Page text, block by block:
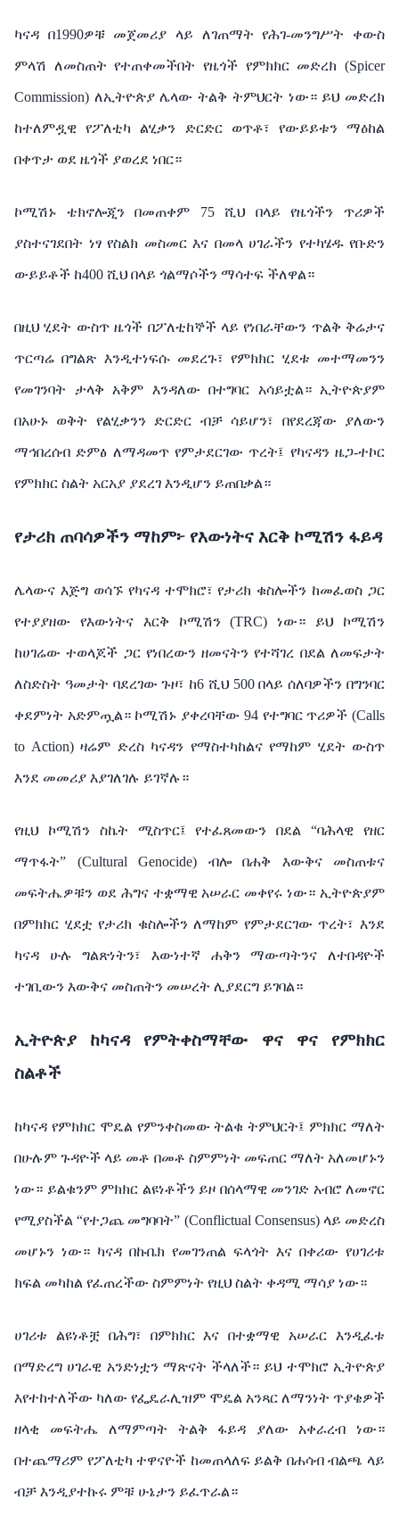
ካናዳ በ1990ዎቹ መጀመሪያ ላይ ለገጠማት የሕገ-መንግሥት ቀውስ
ምላሽ ለመስጠት የተጠቀመችበት የዜጎች የምክክር መድረክ (Spicer
Commission) ለኢትዮጵያ ሌላው ትልቅ ትምህርት ነው። ይህ መድረክ
ከተለምዷዊ የፖለቲካ ልሂቃን ድርድር ወጥቶ፣ የውይይቱን ማዕከል
በቀጥታ ወደ ዜጎች ያወረደ ነበር።
ኮሚሽኑ ቴክኖሎጂን በመጠቀም 75 ሺህ በላይ የዜጎችን ጥሪዎች
ያስተናገደበት ነፃ የስልክ መስመር እና በመላ ሀገራችን የተካሄዱ የቡድን
ውይይቶች ከ400 ሺህ በላይ ጎልማሶችን ማሳተፍ ችለዋል።
በዚህ ሂደት ውስጥ ዜጎች በፖለቲከኞች ላይ የነበራቸውን ጥልቅ ቅሬታና
ጥርጣሬ በግልጽ እንዲተነፍሱ መደረጉ፣ የምክክር ሂደቱ መተማመንን
የመገንባት ታላቅ አቅም እንዳለው በተግባር አሳይቷል። ኢትዮጵያም
በአሁኑ ወቅት የልሂቃንን ድርድር ብቻ ሳይሆን፣ በየደረጃው ያለውን
ማኅበረሰብ ድምፅ ለማዳመጥ የምታደርገው ጥረት፤ የካናዳን ዜጋ-ተኮር
የምክክር ስልት አርአያ ያደረገ እንዲሆን ይጠበቃል።
የታሪክ ጠባሳዎችን ማከም፦ የእውነትና እርቅ ኮሚሽን ፋይዳ
ሌላውና እጅግ ወሳኙ የካናዳ ተሞክሮ፣ የታሪክ ቁስሎችን ከመፈወስ ጋር
የተያያዘው የእውነትና እርቅ ኮሚሽን (TRC) ነው። ይህ ኮሚሽን
ከሀገሬው ተወላጆች ጋር የነበረውን ዘመናትን የተሻገረ በደል ለመፍታት
ለስድስት ዓመታት ባደረገው ጉዞ፣ ከ6 ሺህ 500 በላይ ሰለባዎችን በግንባር
ቀደምነት አድምጧል። ኮሚሽኑ ያቀረባቸው 94 የተግባር ጥሪዎች (Calls
to Action) ዛሬም ድረስ ካናዳን የማስተካከልና የማከም ሂደት ውስጥ
እንደ መመሪያ እያገለገሉ ይገኛሉ።
የዚህ ኮሚሽን ስኬት ሚስጥር፤ የተፈጸመውን በደል “ባሕላዊ የዘር
ማጥፋት” (Cultural Genocide) ብሎ በሐቅ እውቅና መስጠቱና
መፍትሔዎቹን ወደ ሕግና ተቋማዊ አሠራር መቀየሩ ነው። ኢትዮጵያም
በምክክር ሂደቷ የታሪክ ቁስሎችን ለማከም የምታደርገው ጥረት፣ እንደ
ካናዳ ሁሉ ግልጽነትን፣ እውነተኛ ሐቅን ማውጣትንና ለተበዳዮች
ተገቢውን እውቅና መስጠትን መሠረት ሊያደርግ ይገባል።
ኢትዮጵያ ከካናዳ የምትቀስማቸው ዋና ዋና የምክክር
ስልቶች
ከካናዳ የምክክር ሞዴል የምንቀስመው ትልቁ ትምህርት፤ ምክክር ማለት
በሁሉም ጉዳዮች ላይ መቶ በመቶ ስምምነት መፍጠር ማለት አለመሆኑን
ነው። ይልቁንም ምክክር ልዩነቶችን ይዞ በሰላማዊ መንገድ አብሮ ለመኖር
የሚያስችል “የተጋጨ መግባባት” (Conflictual Consensus) ላይ መድረስ
መሆኑን ነው። ካናዳ በኩቤክ የመገንጠል ፍላጎት እና በቀሪው የሀገሪቱ
ክፍል መካከል የፈጠረችው ስምምነት የዚህ ስልት ቀዳሚ ማሳያ ነው።
ሀገሪቱ ልዩነቶቿ በሕግ፣ በምክክር እና በተቋማዊ አሠራር እንዲፈቱ
በማድረግ ሀገራዊ አንድነቷን ማጽናት ችላለች። ይህ ተሞክሮ ኢትዮጵያ
እየተከተለችው ካለው የፌዴራሊዝም ሞዴል አንጻር ለማንነት ጥያቄዎች
ዘላቂ መፍትሔ ለማምጣት ትልቅ ፋይዳ ያለው አቀራረብ ነው።
በተጨማሪም የፖለቲካ ተዋናዮች ከመጠላለፍ ይልቅ በሐሳብ ብልጫ ላይ
ብቻ እንዲያተኩሩ ምቹ ሁኔታን ይፈጥራል።